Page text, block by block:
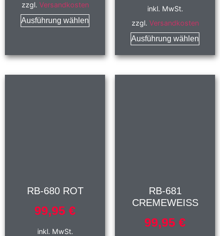
zzgl. Versandkosten
Ausführung wählen
inkl. MwSt.
zzgl. Versandkosten
Ausführung wählen
RB-680 ROT
99,95 €
inkl. MwSt.
RB-681
CREMEWEISS
99,95 €